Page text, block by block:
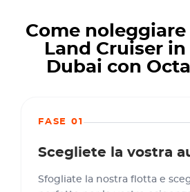
Come
Land Cruiser
Dubai con
FASE 01
Scegliete la vostra
Sfogliate la nostra flotta e